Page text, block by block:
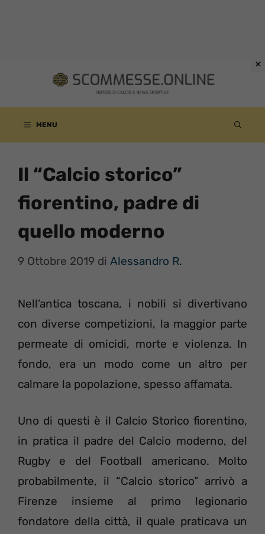
contenuto
MENU
Il “Calcio storico”
fiorentino, padre di
quello moderno
9 Ottobre 2019 di Alessandro R.
Nell’antica toscana, i nobili si divertivano
con diverse competizioni, la maggior parte
permeate di omicidi, morte e violenza. In
fondo, era un modo come un altro per
calmare la popolazione, spesso affamata.
Uno di questi è il Calcio Storico fiorentino,
in pratica il padre del Calcio moderno, del
Rugby e del Football americano. Molto
probabilmente, il “Calcio storico” arrivò a
Firenze insieme al primo legionario
fondatore della città, il quale praticava un